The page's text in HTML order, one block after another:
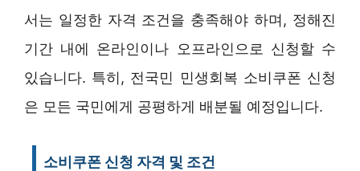
서는 일정한 자격 조건을 충족해야 하며, 정해진
기간 내에 온라인이나 오프라인으로 신청할 수
있습니다. 특히, 전국민 민생회복 소비쿠폰 신청
은 모든 국민에게 공평하게 배분될 예정입니다.
소비쿠폰 신청 자격 및 조건